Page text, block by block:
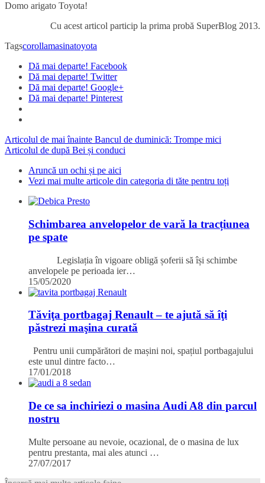
Domo arigato Toyota!
Cu acest articol particip la prima probă SuperBlog 2013.
Tagscorollamasinatoyota
Dă mai departe! Facebook
Dă mai departe! Twitter
Dă mai departe! Google+
Dă mai departe! Pinterest
Articolul de mai înainte Bancul de duminică: Trompe mici
Articolul de după Bei și conduci
Aruncă un ochi și pe aici
Vezi mai multe articole din categoria di tăte pentru toți
Schimbarea anvelopelor de vară la tracțiunea
pe spate
Legislația în vigoare obligă șoferii să își schimbe
anvelopele pe perioada ier…
15/05/2020
Tăviţa portbagaj Renault – te ajută să îţi
păstrezi maşina curată
Pentru unii cumpărători de mașini noi, spațiul portbagajului
este unul dintre facto…
17/01/2018
De ce sa inchiriezi o masina Audi A8 din parcul
nostru
Multe persoane au nevoie, ocazional, de o masina de lux
pentru prestanta, mai ales atunci …
27/07/2017